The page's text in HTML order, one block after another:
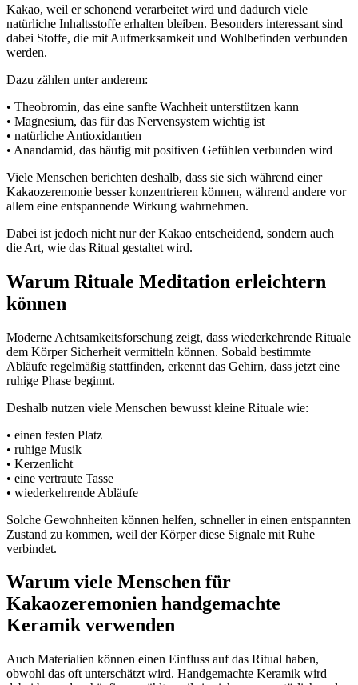
Kakao, weil er schonend verarbeitet wird und dadurch viele
natürliche Inhaltsstoffe erhalten bleiben. Besonders interessant sind
dabei Stoffe, die mit Aufmerksamkeit und Wohlbefinden verbunden
werden.
Dazu zählen unter anderem:
• Theobromin, das eine sanfte Wachheit unterstützen kann
• Magnesium, das für das Nervensystem wichtig ist
• natürliche Antioxidantien
• Anandamid, das häufig mit positiven Gefühlen verbunden wird
Viele Menschen berichten deshalb, dass sie sich während einer
Kakaozeremonie besser konzentrieren können, während andere vor
allem eine entspannende Wirkung wahrnehmen.
Dabei ist jedoch nicht nur der Kakao entscheidend, sondern auch
die Art, wie das Ritual gestaltet wird.
Warum Rituale Meditation erleichtern
können
Moderne Achtsamkeitsforschung zeigt, dass wiederkehrende Rituale
dem Körper Sicherheit vermitteln können. Sobald bestimmte
Abläufe regelmäßig stattfinden, erkennt das Gehirn, dass jetzt eine
ruhige Phase beginnt.
Deshalb nutzen viele Menschen bewusst kleine Rituale wie:
• einen festen Platz
• ruhige Musik
• Kerzenlicht
• eine vertraute Tasse
• wiederkehrende Abläufe
Solche Gewohnheiten können helfen, schneller in einen entspannten
Zustand zu kommen, weil der Körper diese Signale mit Ruhe
verbindet.
Warum viele Menschen für
Kakaozeremonien handgemachte
Keramik verwenden
Auch Materialien können einen Einfluss auf das Ritual haben,
obwohl das oft unterschätzt wird. Handgemachte Keramik wird